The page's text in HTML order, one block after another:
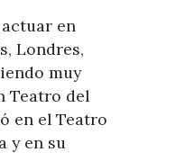
subtropicales
en
Londres,
muy
Teatro del
en el Teatro
y en su